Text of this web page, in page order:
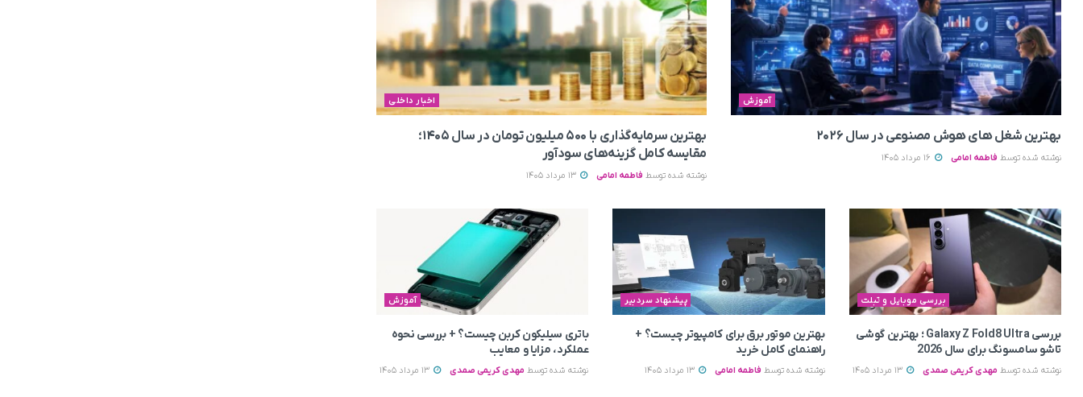
آموزش
بهترین شغل های هوش مصنوعی در سال ۲۰۲۶
نوشته شده توسط فاطمه امامی
اخبار داخلی
بهترین سرمایه‌گذاری با ۵۰۰ میلیون تومان در سال ۱۴۰۵؛
مقایسه کامل گزینه‌های سودآور
نوشته شده توسط فاطمه امامی
بررسی موبایل و تبلت
بررسی Galaxy Z Fold8 Ultra ؛ بهترین گوشی
تاشو سامسونگ برای سال 2026
نوشته شده توسط مهدی کریمی صمدی
پیشنهاد سردبیر
بهترین موتور برق برای کامپیوتر چیست؟ +
راهنمای کامل خرید
نوشته شده توسط فاطمه امامی 13 مرداد 1405
آموزش
باتری سیلیکون کربن چیست؟ + بررسی نحوه
عملکرد، مزایا و معایب
نوشته شده توسط مهدی کریمی صمدی